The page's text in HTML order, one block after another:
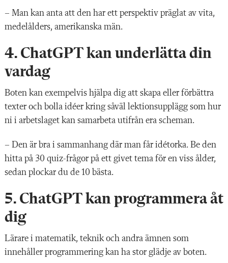
– Man kan anta att den har ett perspektiv präglat av vita,
medelålders, amerikanska män.
4. ChatGPT kan underlätta din
vardag
Boten kan exempelvis hjälpa dig att skapa eller förbättra
texter och bolla idéer kring såväl lektionsupplägg som hur
ni i arbetslaget kan samarbeta utifrån era scheman.
– Den är bra i sammanhang där man får idétorka. Be den
hitta på 30 quiz-frågor på ett givet tema för en viss ålder,
sedan plockar du de 10 bästa.
5. ChatGPT kan programmera åt
dig
Lärare i matematik, teknik och andra ämnen som
innehåller programmering kan ha stor glädje av boten.